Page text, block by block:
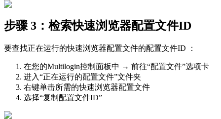
步骤 3：检索快速浏览器配置文件ID
要查找正在运行的快速浏览器配置文件的配置文件ID ：
在您的Multilogin控制面板中 → 前往“配置文件”选项卡
进入“正在运行的配置文件”文件夹
右键单击所需的快速浏览器配置文件
选择“复制配置文件ID”